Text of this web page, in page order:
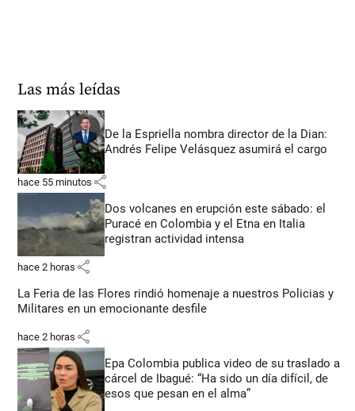
Las más leídas
De la Espriella nombra director de la Dian:
Andrés Felipe Velásquez asumirá el cargo
hace 55 minutos share
Dos volcanes en erupción este sábado: el
Puracé en Colombia y el Etna en Italia
registran actividad intensa
hace 2 horas share
La Feria de las Flores rindió homenaje a nuestros Policias y
Militares en un emocionante desfile
hace 2 horas share
Epa Colombia publica video de su traslado a
cárcel de Ibagué: “Ha sido un día difícil, de
esos que pesan en el alma”